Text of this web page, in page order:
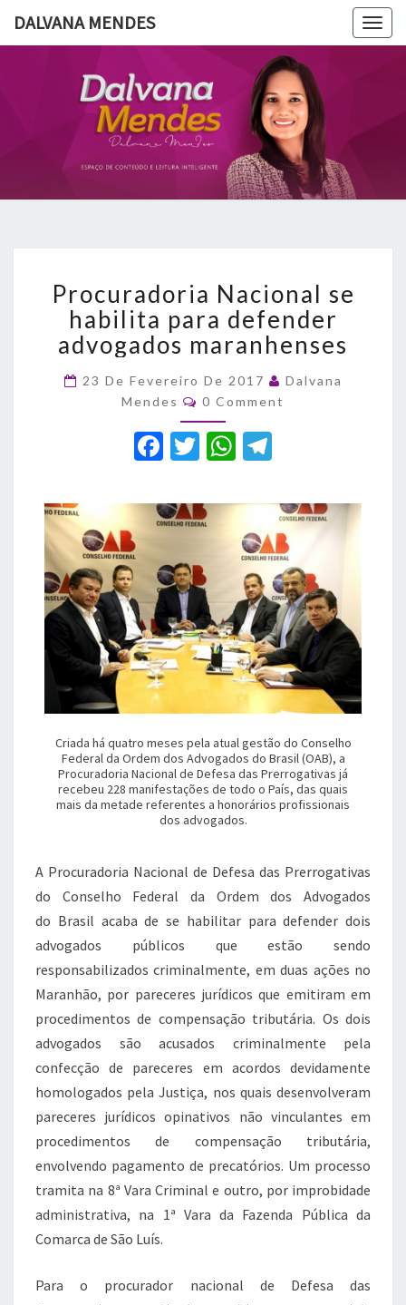
DALVANA MENDES
DALVANA
MENDES
Espaço De
Conteúdo
E Leitura
Inteligente
Nacional
se
habilita
para
defender
advogados
maranhenses
Procuradoria Nacional se
habilita para defender
advogados maranhenses
23 De Fevereiro De 2017
Dalvana
Mendes
Comments
0 Comment
F
c
e
b
o
o
k
T
it
te
W
at
s
A
p
p
e
gr
a
m
Criada há quatro meses pela atual gestão do Conselho
Federal da Ordem dos Advogados do Brasil (OAB), a
Procuradoria Nacional de Defesa das Prerrogativas já
recebeu 228 manifestações de todo o País, das quais
mais da metade referentes a honorários profissionais
dos advogados.
A Procuradoria Nacional de Defesa das Prerrogativas
do Conselho Federal da Ordem dos Advogados
do Brasil acaba de se habilitar para defender dois
advogados públicos que estão sendo
responsabilizados criminalmente, em duas ações no
Maranhão, por pareceres jurídicos que emitiram em
procedimentos de compensação tributária. Os dois
advogados são acusados criminalmente pela
confecção de pareceres em acordos devidamente
homologados pela Justiça, nos quais desenvolveram
pareceres jurídicos opinativos não vinculantes em
procedimentos de compensação tributária,
envolvendo pagamento de precatórios. Um processo
tramita na 8ª Vara Criminal e outro, por improbidade
administrativa, na 1ª Vara da Fazenda Pública da
Comarca de São Luís.
Para o procurador nacional de Defesa das